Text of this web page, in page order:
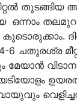
ഒന്നാം
മേയാന്‍